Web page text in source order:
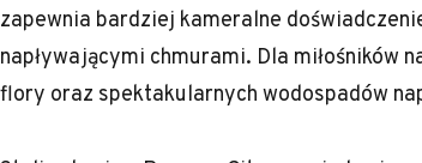
zapewnia bardziej kameralne
napływającymi chmurami. Dla miłośników
flory oraz spektakularnych wodospadów